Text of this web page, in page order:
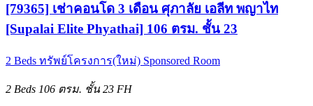
[79365] เช่าคอนโด 3 เดือน ศุภาลัย เอลีท พญาไท
[Supalai Elite Phyathai] 106 ตรม. ชั้น 23
2 Beds ทรัพย์โครงการ(ใหม่) Sponsored Room
2 Beds 106 ตรม. ชั้น 23 FH